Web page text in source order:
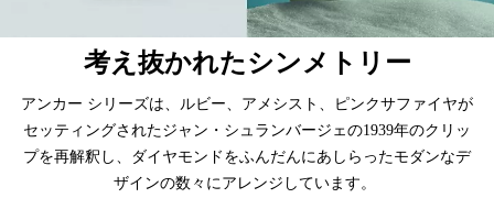
考え抜かれたシンメトリー
アンカー シリーズは、ルビー、アメシスト、ピンクサファイヤが
セッティングされたジャン・シュランバージェの1939年のクリッ
プを再解釈し、ダイヤモンドをふんだんにあしらったモダンなデ
ザインの数々にアレンジしています。